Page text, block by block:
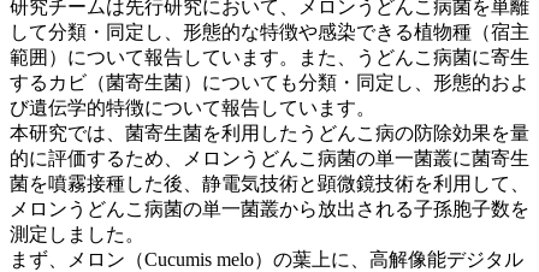
研究チームは先行研究において、メロンうどんこ病菌を単離
して分類・同定し、形態的な特徴や感染できる植物種（宿主
範囲）について報告しています。また、うどんこ病菌に寄生
するカビ（菌寄生菌）についても分類・同定し、形態的およ
び遺伝学的特徴について報告しています。
本研究では、菌寄生菌を利用したうどんこ病の防除効果を量
的に評価するため、メロンうどんこ病菌の単一菌叢に菌寄生
菌を噴霧接種した後、静電気技術と顕微鏡技術を利用して、
メロンうどんこ病菌の単一菌叢から放出される子孫胞子数を
測定しました。
まず、メロン（Cucumis melo）の葉上に、高解像能デジタル